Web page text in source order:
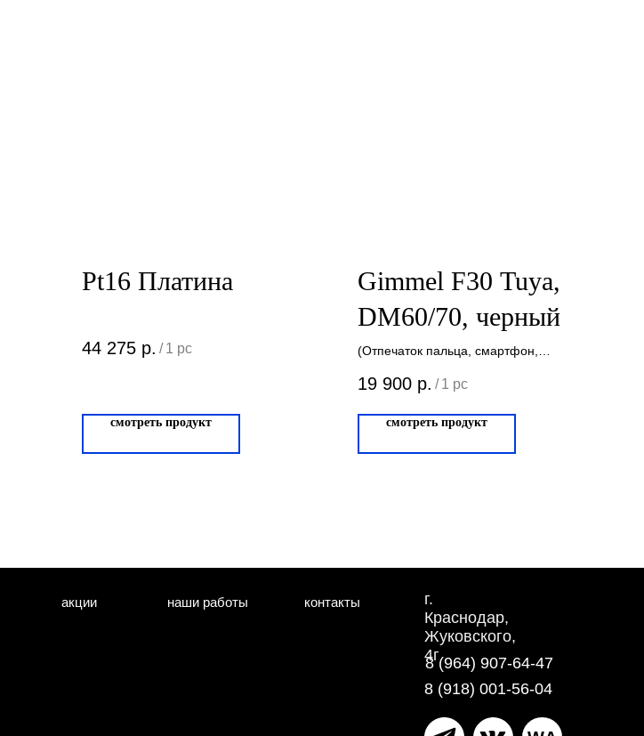
Pt16 Платина
44 275 р. / 1 pc
смотреть продукт
Gimmel F30 Tuya,
DM60/70, черный
(Отпечаток пальца, смартфон,
RFID карта)
19 900 р. / 1 pc
смотреть продукт
акции наши работы контакты
г.
Краснодар,
Жуковского,
4г
8 (918) 001-56-04
8 (964) 907-64-47